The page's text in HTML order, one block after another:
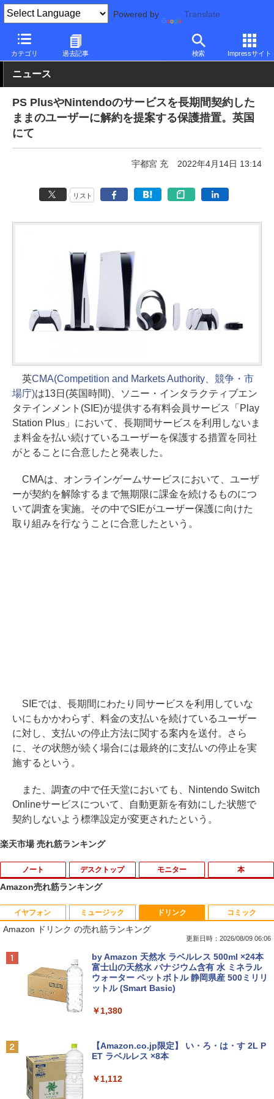
Powered by Translate
カテゴリ 過去記事 検索 Impressサイト
PC Watch 市場 サービス
ニュース
PS PlusやNintendoのサービスを長期間契約した
ままのユーザーに解約を提案する保護措置。英国
にて
宇都宮 充 2022年4月14日 13:14
リスト
英CMA(Competition and Markets Authority、競争・市
場庁)は13日(英国時間)、ソニー・インタラクティブエン
タテインメント(SIE)が提供する有料会員サービス「Play
Station Plus」において、長期間サービスを利用しないま
ま料金を払い続けているユーザーを保護する措置を同社
がとることに合意したと発表した。
CMAは、オンラインゲームサービスにおいて、ユーザ
ーが契約を解除するまで無期限に課金を続けるものにつ
いて調査を実施。その中でSIEがユーザー保護に向けた
取り組みを行なうことに合意したという。
SIEでは、長期間にわたり同サービスを利用していな
いにもかかわらず、料金の支払いを続けているユーザー
に対し、支払いの停止方法に関する案内を送付。さら
に、その状態が続く場合には最終的に支払いの停止を実
施するという。
また、調査の中で任天堂においても、Nintendo Switch
Onlineサービスについて、自動更新を有効にした状態で
契約しないよう標準設定が変更されたという。
楽天市場 売れ筋ランキング
ノート
1
【マラソン限定価格】中古 NEC Lavie N
S700/NAB Core i7 8565U 第8世代CPU
メモリ8GB SSD480GB+SSD16GB[Opta
ows11 Home WEBカメラ 無線LAN テン
キー Blu-ray PC-NS700NAB 1年保証 レ
ビュー特典:WPS Office Bランク ノート
パソコン
￥19,800
【マラソンセール期間中ポイント5倍】中
おまかせ コスパ重視 Windows11 第8世
デスクトップ
1
【訳あり品】中古パソコン | NEC | Mate
MKM34B-1 | Windows11 | デスクトップ
| 一年保証 | 第7世代 | Core i5 7500 3.4
B | DVD-ROM | 無線LAN:あり | Win11Pr
o64bit
￥10,000
モリ Quadro P620 グラボ付き ワークス
テーション 中古 Aランク 良品 Win11 Pr
B SSD 500GB HDD DVD 省スペース デ
モニター
1
【マラソンセール期間中ポイント5倍】
【まとめ買いでお得】 中古モニター 18.5
インチ WXGA 1366x768 ノングレア DE
付き サブモニターにおすすめ 動作確認済
み 30日保証 送料無料
￥3,900
まで】 モニター 21.5型 液晶ディスプレ
イ ベゼル ディスプレイ 液晶モニター PC
nc 21.5インチ 角度調節 FullHD ブルー
本
1
【 限定生産・特典つき 】YUZURU2027
羽生結弦カレンダー壁掛け版 [ 能登 直 ]
￥5,170
神様ガネーシャとひみつの教え [ 水野敬
￥1,650
Amazon売れ筋ランキング
イヤフォン
Anker Soundcore P40i オフホワイト
￥7,990
￥5,990
ミュージック
BRUCE WAYNE feat. Flo Milli, ATL Jacob
[Explicit]
￥250
[Explicit]
ドリンク
Amazon ドリンク の売れ筋ランキング
更新日時：2026/08/09 06:06
by Amazon 天然水 ラベルレス 500ml ×24本
富士山の天然水 バナジウム含有 水 ミネラル
ウォーター ペットボトル 静岡県産 500ミリリ
ットル (Smart Basic)
￥1,380
【Amazon.co.jp限定】 い・ろ・は・す 2L P
ET ラベルレス ×8本
￥1,112
コミック